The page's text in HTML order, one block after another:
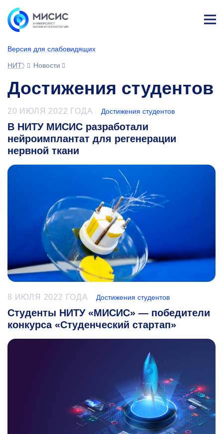
Версия для слабовидящих
НИТУ МИСИС
Новости
Достижения студентов
20 ИЮЛЯ 2022 ГОДА Достижения студентов
В НИТУ МИСИС разработали
нейроимплантат для регенерации
нервной ткани
8 ИЮЛЯ 2022 ГОДА Достижения студентов
Студенты НИТУ «МИСИС» — победители
конкурса «Студенческий стартап»